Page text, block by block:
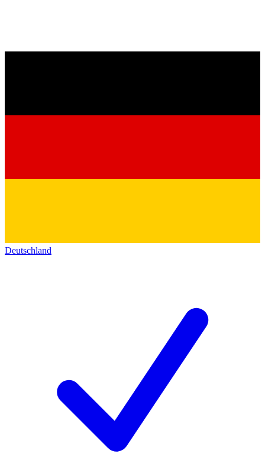
Deutschland